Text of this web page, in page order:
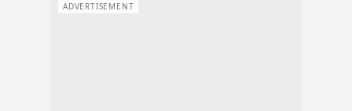
ADVERTISEMENT